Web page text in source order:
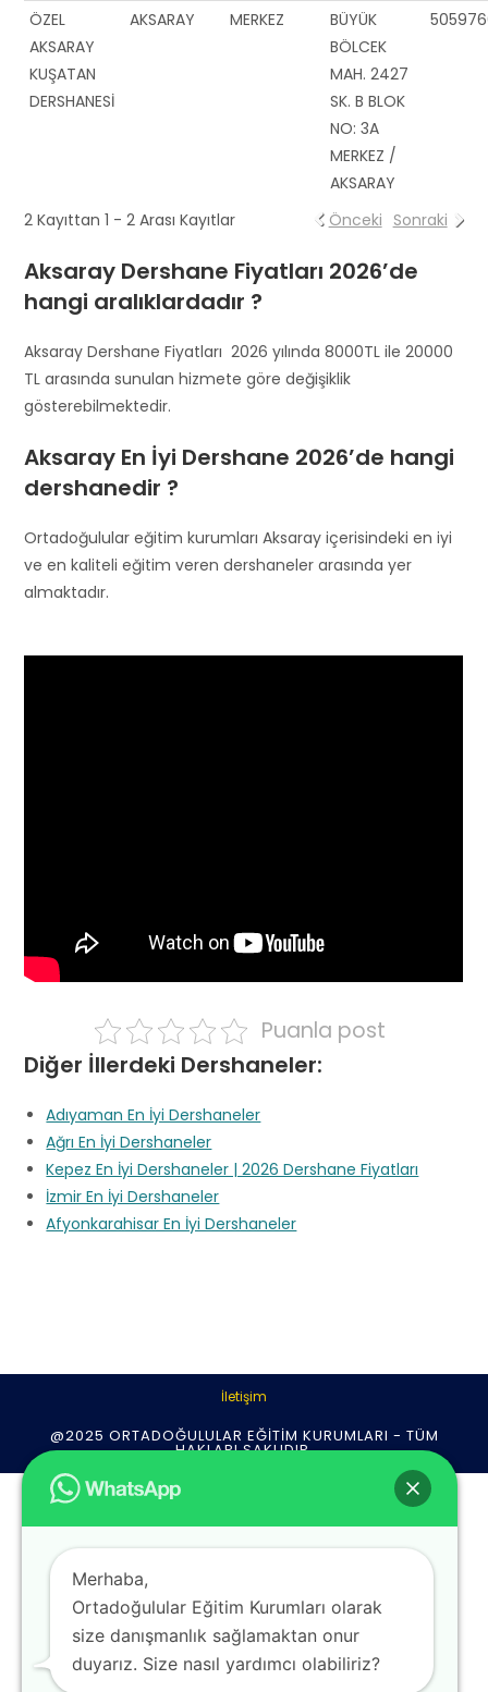
ÖZEL
AKSARAY
KUŞATAN
DERSHANESİ
AKSARAY MERKEZ
BÜYÜK
BÖLCEK
MAH. 2427
SK. B BLOK
NO: 3A
MERKEZ /
AKSARAY
2 Kayıttan 1 - 2 Arası Kayıtlar Önceki Sonraki
Aksaray Dershane Fiyatları 2026’de
hangi aralıklardadır ?
Aksaray Dershane Fiyatları 2026 yılında 8000TL ile 20000
TL arasında sunulan hizmete göre değişiklik
gösterebilmektedir.
Aksaray En İyi Dershane 2026’de hangi
dershanedir ?
Ortadoğulular eğitim kurumları Aksaray içerisindeki en iyi
ve en kaliteli eğitim veren dershaneler arasında yer
almaktadır.
Puanla post
Diğer İllerdeki Dershaneler:
Adıyaman En İyi Dershaneler
Ağrı En İyi Dershaneler
Kepez En İyi Dershaneler | 2026 Dershane Fiyatları
İzmir En İyi Dershaneler
Afyonkarahisar En İyi Dershaneler
İletişim
@2025 ORTADOĞULULAR EĞITIM KURUMLARI - TÜM
HAKLARI SAKLIDIR.
Merhaba,
Ortadoğulular Eğitim Kurumları olarak
size danışmanlık sağlamaktan onur
duyarız. Size nasıl yardımcı olabiliriz?